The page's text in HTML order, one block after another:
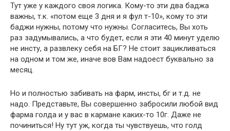
Тут уже у каждого своя логика. Кому-то эти два баджа
важны, т.к. «потом еще 3 дня и я фул т-10», кому то эти
баджи нужны, потому что нужны. Согласитесь, Вы хоть
раз задумывались, а что будет, если я эти 40 минут уделю
не инсту, а развлеку себя на БГ? Не стоит зацикливаться
на одном и том же, иначе вов Вам надоест буквально за
месяц.
Но и полностью забивать на фарм, инсты, бг и т.д. не
надо. Представьте, Вы совершенно забросили любой вид
фарма голда и у вас в кармане каких-то 10г. Даже не
починиться! Ну тут уж, когда ты чувствуешь, что голд